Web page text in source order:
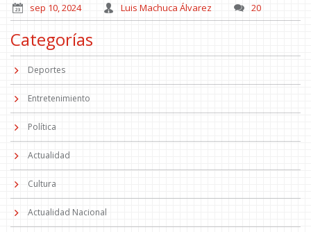
sep 10, 2024 Luis Machuca Álvarez 20
Categorías
Deportes
Entretenimiento
Política
Actualidad
Cultura
Actualidad Nacional